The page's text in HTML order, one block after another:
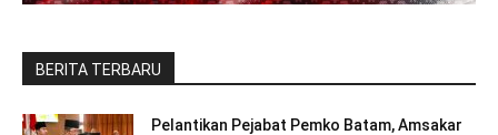
BERITA TERBARU
Pelantikan Pejabat Pemko Batam, Amsakar